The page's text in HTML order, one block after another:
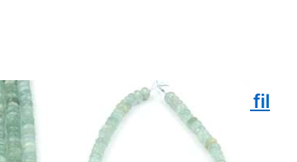
marine Button 9-12mm fil